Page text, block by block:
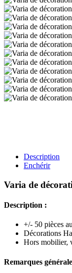
Description
Enchérir
Varia de
Description :
+/- 50 pièces
Décorations
Hors mobilier,
Remarques